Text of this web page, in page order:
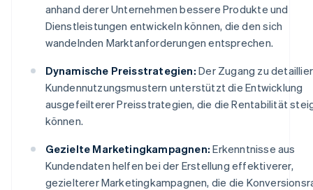
anhand derer Unternehmen bessere Produkte und
Dienstleistungen entwickeln können, die den sich
wandelnden Marktanforderungen entsprechen.
Dynamische Preisstrategien: Der Zugang zu
Kundennutzungsmustern unterstützt die Entwicklung
ausgefeilterer Preisstrategien, die die Rentabilität
können.
Gezielte Marketingkampagnen: Erkenntnisse aus
Kundendaten helfen bei der Erstellung effektiverer,
gezielterer Marketingkampagnen, die die